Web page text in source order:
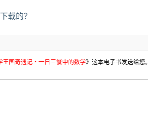
载的？
王国奇遇记・一日三餐中的数学》这本电子书发送给您。